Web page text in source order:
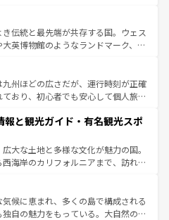
祥地であるランス、プロヴァンスの
など、多彩な楽しみ方が可能だ。さ
にも魅力が溢れており、どの街角に
それぞれで全く異なる文化を体験で
。 なお、新着のフランス情報はコンテンツ一覧
こを歩いても飽きることがない。ベ
バイエルン州のアルプスの絶景、そ
イン畑といった風景は必見。ビール
験してほしい。 なお、新着の
ンツ一覧を参照してほしい。
伝統と最先端が共存する国。ウェス
英博物館のようなランドマーク、歴
がある。また、優雅なアフタヌーン
にはたまらない英国パブ、サッカー観
そできる体験も豊富。イギリスを旅
ほしい。
九州ほどの広さだが、運行時刻が正確
おり、初心者でも安心して個人旅行
町や、スイスならではのユニークな
ス観光だけでなく町歩きも満喫する
所得が高いため物価も高いが、旅行
のサービスもあり、うまく活用すれ
報と観光ガイド・有名観光スポ
大な土地と多様な文化が魅力の国。
海岸のカリフォルニアまで、訪れる
観光、ショッピング、エンターテイ
激的なスポットだ。一方、アメリカ
り、グランドキャニオンやイエロー
候に恵まれ、多くの島で構成される
自の魅力をもっている。大自然の神